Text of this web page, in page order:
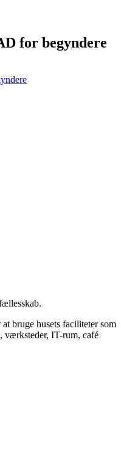
for begyndere
bruge husets faciliteter som
værksteder, IT-rum, café